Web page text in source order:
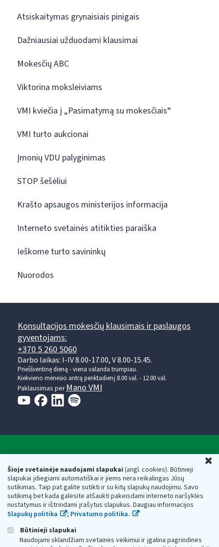
Šioje svetainėje naudojami slapukai(angl. cookies). Būtinieji
slapukai įdiegiami automatiškai ir jiems nėra reikalingas Jūsų
sutikimas. Taip pat galite sutikti ir su kitų slapukų naudojimu. Savo
sutikimą bet kada galėsite atšaukti pakeisdami interneto naršyklės
nustatymus ir ištrindami įrašytus slapukus. Daugiau informacijos
Slapukų politika
; Privatumo politika.
Būtinieji slapukai
Naudojami sklandžiam svetainės veikimui ir įgalina pagrindines
Atsiskaitymas grynaisiais pinigais
Dažniausiai užduodami klausimai
Mokesčių ABC
Viktorina moksleiviams
VMI kviečia į „Pasimatymą su mokesčiais“
VMI turto aukcionai
Įmonių VDU palyginimas
STOP šešėliui
Krašto apsaugos ministerijos informacija
Interneto svetainės atitikties paraiška
Ieškome turto savininkų
Nuorodos
Konsultacijos mokesčių klausimais ir paslaugos
gyventojams:
+370 5 260 5060
Darbo laikas: I-IV 8.00-17.00, V 8.00-15.45.
Prieššventinę dieną - viena valanda trumpiau.
Kiekvieno mėnesio antrą penktadienį 8.00 val. - 12.00 val.
Paklausimas perMano VMI
Valstybinė mokesčių inspekcija prie Lietuvos
Respublikos finansų ministerijos
Biudžetinė įstaiga. Juridinio asmens kodas — 188659752,
adresas: Vasario 16-osios g. 14, 01107 Vilnius, Lietuva, el.paštas:
vmi@vmi.lt , E. pristatymo dėžutės adresas 188659752
Duomenys apie Valstybinę mokesčių inspekciją prie Lietuvos
Respublikos finansų ministerijos kaupiami ir saugomi Juridinių